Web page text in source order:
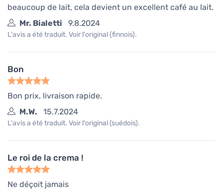
beaucoup de lait, cela devient un excellent café au lait.
Mr. Bialetti
9.8.2024
L'avis a été traduit. Voir l'original (finnois).
Bon
Bon prix, livraison rapide.
M.W.
15.7.2024
L'avis a été traduit. Voir l'original (suédois).
Le roi de la crema !
Ne déçoit jamais